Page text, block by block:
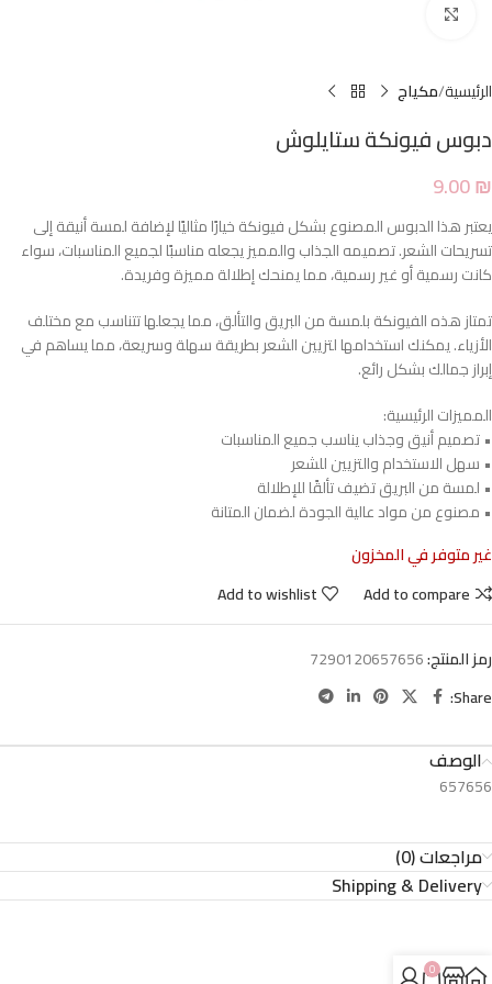
الرئيسية مكياج
دبوس فيونكة ستايلوش
9.00₪
يعتبر هذا الدبوس المصنوع بشكل فيونكة خيارًا مثاليًا لإضافة لمسة أنيقة إلى
تسريحات الشعر. تصميمه الجذاب والمميز يجعله مناسبًا لجميع المناسبات، سواء
كانت رسمية أو غير رسمية، مما يمنحك إطلالة مميزة وفريدة.
تمتاز هذه الفيونكة بلمسة من البريق والتألق، مما يجعلها تتناسب مع مختلف
الأزياء. يمكنك استخدامها لتزيين الشعر بطريقة سهلة وسريعة، مما يساهم في
إبراز جمالك بشكل رائع.
المميزات الرئيسية:
• تصميم أنيق وجذاب يناسب جميع المناسبات
• سهل الاستخدام والتزيين للشعر
• لمسة من البريق تضيف تألقًا للإطلالة
• مصنوع من مواد عالية الجودة لضمان المتانة
غير متوفر في المخزون
Add to compare
Add to wishlist
رمز المنتج:7290120657656
Share:
الوصف
657656
مراجعات (0)
Shipping & Delivery
0